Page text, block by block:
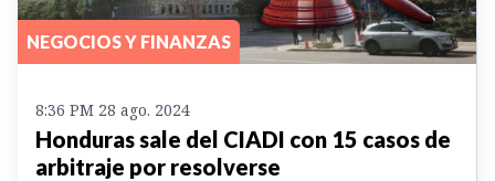
NEGOCIOS Y FINANZAS
8:36 PM 28 ago. 2024
Honduras sale del CIADI con 15 casos de
arbitraje por resolverse